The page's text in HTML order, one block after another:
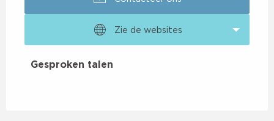
Zie de websites
Gesproken talen
Gesproken talen